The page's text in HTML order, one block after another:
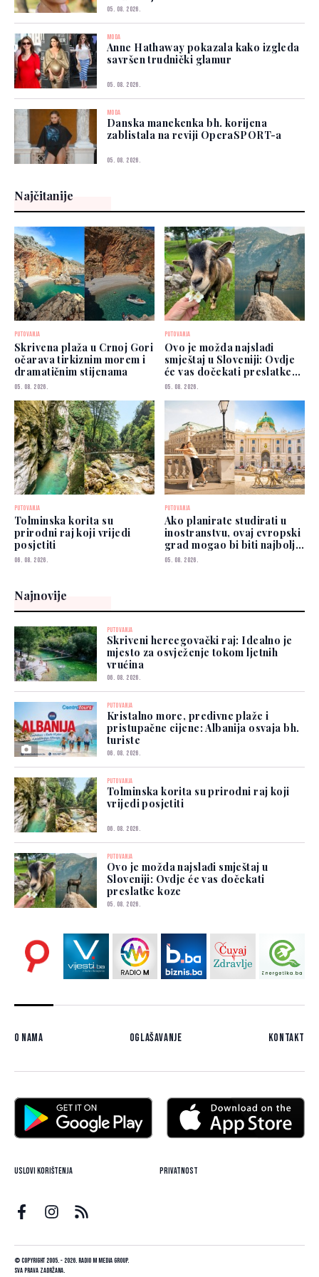
05. 08. 2026.
MODA
Anne Hathaway pokazala kako izgleda
savršen trudnički glamur
05. 08. 2026.
MODA
Danska manekenka bh. korijena
zablistala na reviji OperaSPORT-a
05. 08. 2026.
Najčitanije
PUTOVANJA
Skrivena plaža u Crnoj Gori
očarava tirkiznim morem i
dramatičnim stijenama
05. 08. 2026.
PUTOVANJA
Ovo je možda najslađi
smještaj u Sloveniji: Ovdje
će vas dočekati preslatke
koze
05. 08. 2026.
PUTOVANJA
Tolminska korita su
prirodni raj koji vrijedi
posjetiti
06. 08. 2026.
PUTOVANJA
Ako planirate studirati u
inostranstvu, ovaj evropski
grad mogao bi biti najbolji
izbor
05. 08. 2026.
Najnovije
PUTOVANJA
Skriveni hercegovački raj: Idealno je
mjesto za osvježenje tokom ljetnih
vrućina
06. 08. 2026.
PUTOVANJA
Kristalno more, predivne plaže i
pristupačne cijene: Albanija osvaja bh.
turiste
06. 08. 2026.
PUTOVANJA
Tolminska korita su prirodni raj koji
vrijedi posjetiti
06. 08. 2026.
PUTOVANJA
Ovo je možda najslađi smještaj u
Sloveniji: Ovdje će vas dočekati
preslatke koze
05. 08. 2026.
O nama Oglašavanje Kontakt
Uslovi korištenja Privatnost
© Copyright 2005. - 2026. Radio M Media Group.
Sva prava zadržana.